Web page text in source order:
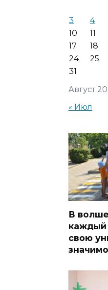
Август
3
4
10
11
17
18
24
25
31
« Июл
В
каждый
свою